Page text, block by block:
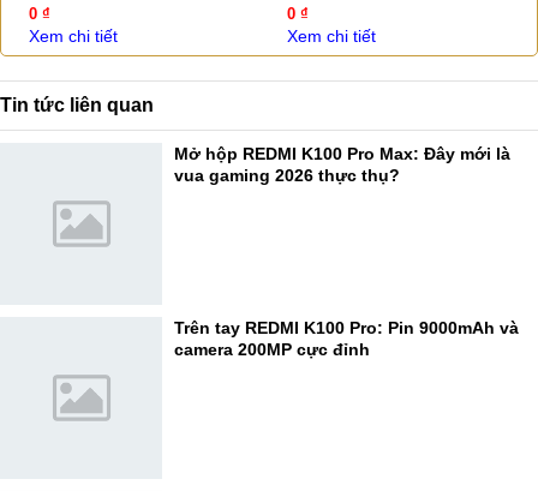
0 ₫
Xem chi tiết
0 ₫
Xem chi tiết
Tin tức liên quan
Mở hộp REDMI K100 Pro Max: Đây mới là
vua gaming 2026 thực thụ?
Trên tay REDMI K100 Pro: Pin 9000mAh và
camera 200MP cực đỉnh